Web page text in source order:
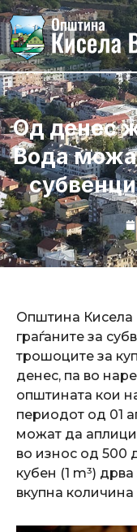
Skip
to
content
Од денес
Вода
Општина Кисела
граѓаните за
трошоците за
денес, па во
општината кои
периодот од 01
можат да
во износ од 500
кубен (1 m³)
вкупна количина